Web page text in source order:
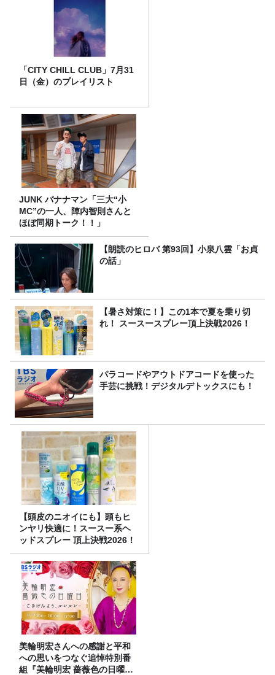
「CITY CHILL CLUB」7月31
日（金）のプレイリスト
JUNK バナナマン「三大“小
MC”の一人、陣内智則さんと
ほぼ同期トーク！！」
【朗読のヒロバ 第93回】小泉八雲「お貞
の話」
【暑さ対策に！】この1本で夏を乗り切
れ！ スースースプレー頂上決戦2026！
パラコードやアウトドアコードを使った
手芸に挑戦！デジタルデトックスにも！
【頭皮のニオイにも】頭もヒ
ンヤリ快適に！スースー系ヘ
ッドスプレー 頂上決戦2026！
美輪明宏さんへの感謝と平和
への思いをつなぐ追悼特別番
組『美輪明宏 薔薇色の日曜日